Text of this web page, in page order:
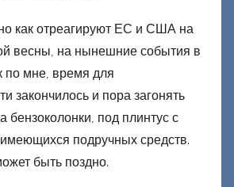
как отреагируют ЕС и США на
весны, на нынешние события в
по мне, время для
закончилось и пора загонять
бензоколонки, под плинтус с
подручных средств.
быть поздно.